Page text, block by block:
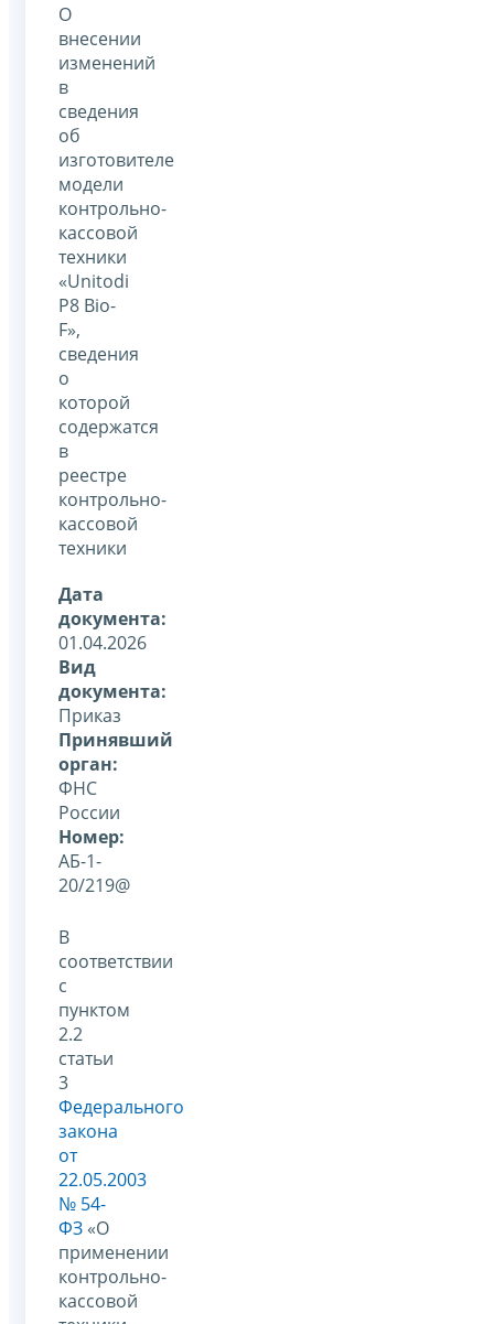
О
внесении
изменений
в
сведения
об
изготовителе
модели
контрольно-
кассовой
техники
«Unitodi
P8 Bio-
F»,
сведения
о
которой
содержатся
в
реестре
контрольно-
кассовой
техники
Дата
документа:
01.04.2026
Вид
документа:
Приказ
Принявший
орган:
ФНС
России
Номер:
АБ-1-
20/219@
В
соответствии
с
пунктом
2.2
статьи
3
Федерального
закона
от
22.05.2003
№ 54-
ФЗ «О
применении
контрольно-
кассовой